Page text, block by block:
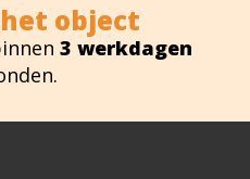
object
3 werkdagen